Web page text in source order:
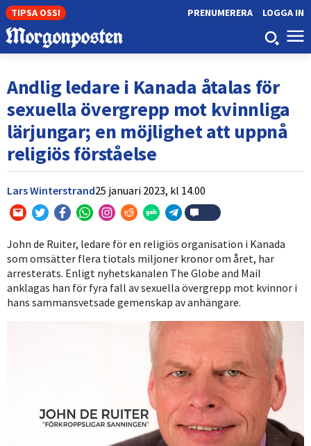
TIPSA OSS! LOGGA IN
PRENUMERERA
Andlig ledare i Kanada åtalas för
sexuella övergrepp mot kvinnliga
lärjungar; en möjlighet att uppnå
religiös förståelse
Lars Winterstrand25 januari 2023, kl 14.00
John de Ruiter, ledare för en religiös organisation i Kanada
som omsätter flera tiotals miljoner kronor om året, har
arresterats. Enligt nyhetskanalen The Globe and Mail
anklagas han för fyra fall av sexuella övergrepp mot kvinnor i
hans sammansvetsade gemenskap av anhängare.